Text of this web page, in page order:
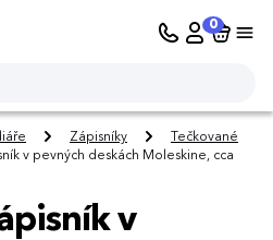
0
Zápisníky
Tečkované
v pevných deskách Moleskine, cca
v